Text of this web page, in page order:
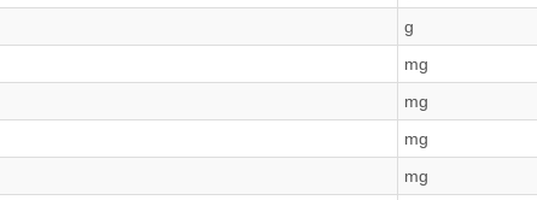
g
mg
mg
mg
mg